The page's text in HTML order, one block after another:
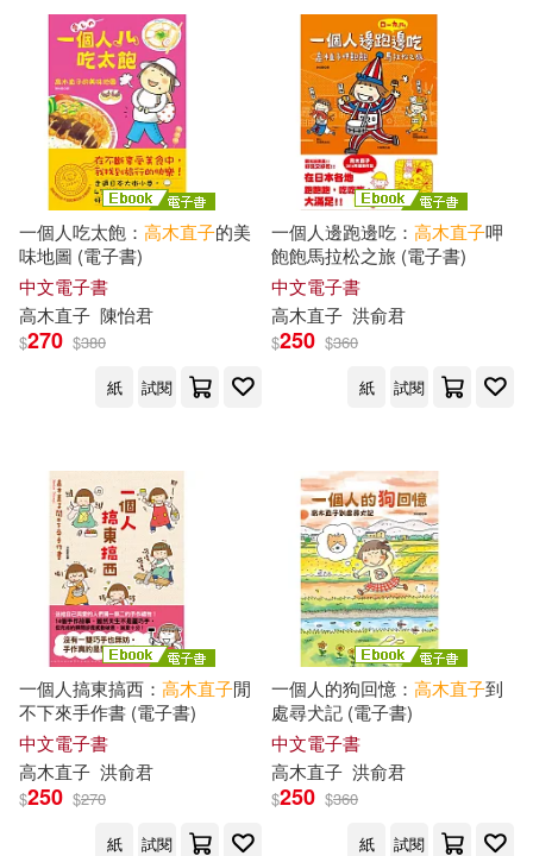
一個人吃太飽： 高木直子的美
味地圖 (電子書)
中文電子書
高木直子 陳怡君
$270 $380
紙
試閱
一個人邊跑邊吃： 高木直子呷
飽飽馬拉松之旅 (電子書)
中文電子書
高木直子 洪俞君
$250 $360
紙
試閱
一個人搞東搞西： 高木直子閒
不下來手作書 (電子書)
中文電子書
高木直子 洪俞君
$250 $270
紙
試閱
一個人的狗回憶： 高木直子到
處尋犬記 (電子書)
中文電子書
高木直子 洪俞君
$250 $360
紙
試閱